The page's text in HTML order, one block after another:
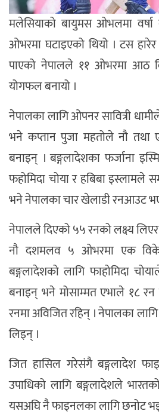
मलेसियाको बायुमस ओभलमा
ओभरमा घटाइएको थियो । टस हारेर
पाएको नेपालले ११ ओभरमा आठ
योगफल बनायो ।
नेपालका लागि ओपनर सावित्री
भने कप्तान पुजा महतोले नौ
बनाइन् । बङ्गलादेशका फर्जाना
फहोमिदा चोया र हबिबा
भने नेपालका चार खेलाडी रनआउट
नेपालले दिएको ५५ रनको लक्ष्य
नौ दशमलव ५ ओभरमा एक
बङ्गलादेशको लागि फाहोमिदा
बनाइन् भने मोसाम्मत एभाले १८
रनमा अविजित रहिन् । नेपालका
लिइन् ।
जित हासिल गरेसंगै बङ्गलादेश
उपाधिको लागि बङ्गलादेशले
यसअघि नै फाइनलका लागि छनोट